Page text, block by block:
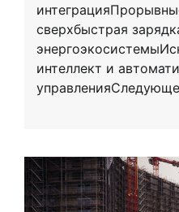
сверхбыстрая
интеллект и